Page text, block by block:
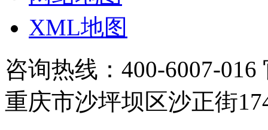
XML地图
咨询热线：400-6007-016
重庆市沙坪坝区沙正街